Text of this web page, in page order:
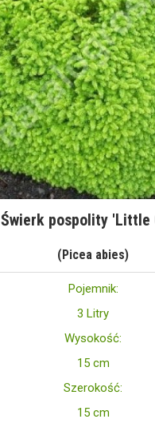
Świerk pospolity 'Little
(Picea abies)
Pojemnik:
3 Litry
Wysokość:
15 cm
Szerokość:
15 cm